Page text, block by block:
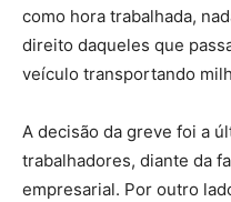
como hora trabalhada,
direito daqueles que
veículo transportando
A decisão da greve foi a
trabalhadores, diante da
empresarial. Por outro